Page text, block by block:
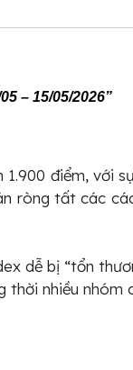
– 15/05/2026”
điểm, với
ròng tất các
dễ bị “tổn
thời nhiều nhóm